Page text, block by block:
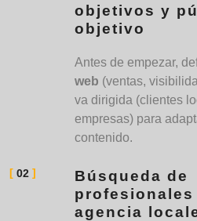
objetivos y
objetivo
Antes de empezar,
web (ventas,
va dirigida (clientes
empresas) para
contenido.
02
Búsqueda de
profesionales
agencia